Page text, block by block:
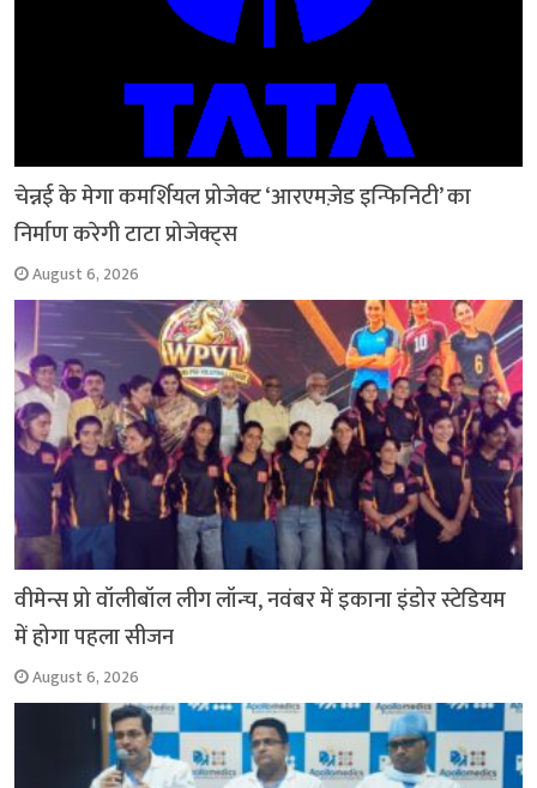
चेन्नई के मेगा कमर्शियल प्रोजेक्ट ‘आरएमज़ेड इन्फिनिटी’ का
निर्माण करेगी टाटा प्रोजेक्ट्स
August 6, 2026
वीमेन्स प्रो वॉलीबॉल लीग लॉन्च, नवंबर में इकाना इंडोर स्टेडियम
में होगा पहला सीजन
August 6, 2026